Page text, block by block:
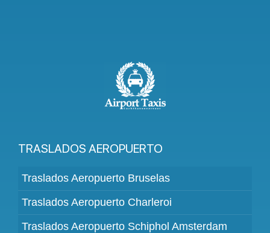
TRASLADOS AEROPUERTO
Traslados Aeropuerto Bruselas
Traslados Aeropuerto Charleroi
Traslados Aeropuerto Schiphol Amsterdam